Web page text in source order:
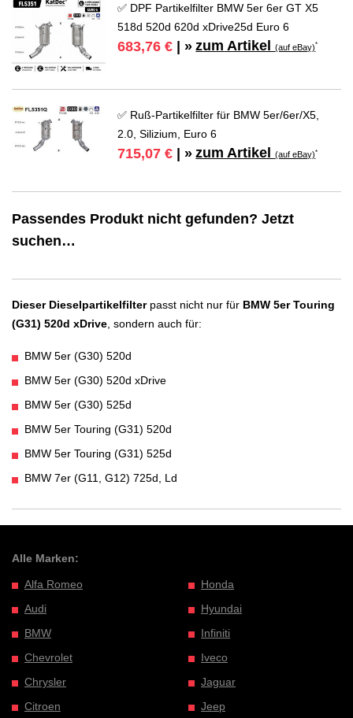
✅ DPF Partikelfilter BMW 5er 6er GT X5
518d 520d 620d xDrive25d Euro 6
683,76 € | » zum Artikel(auf eBay)*
✅ Ruß-Partikelfilter für BMW 5er/6er/X5,
2.0, Silizium, Euro 6
715,07 € | » zum Artikel(auf eBay)*
Passendes Produkt nicht gefunden? Jetzt
suchen…
Dieser Dieselpartikelfilterpasst nicht nur für BMW 5er Touring
(G31) 520d xDrive , sondern auch für:
BMW 5er (G30) 520d
BMW 5er (G30) 520d xDrive
BMW 5er (G30) 525d
BMW 5er Touring (G31) 520d
BMW 5er Touring (G31) 525d
BMW 7er (G11, G12) 725d, Ld
Alle Marken:
Alfa Romeo
Audi
BMW
Chevrolet
Chrysler
Citroen
Honda
Hyundai
Infiniti
Iveco
Jaguar
Jeep